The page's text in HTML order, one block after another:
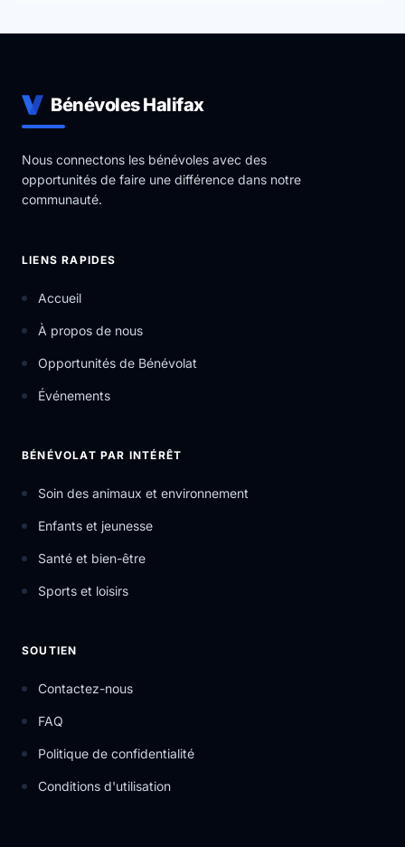
Bénévoles Halifax
Nous connectons les bénévoles avec des
opportunités de faire une différence dans notre
communauté.
LIENS RAPIDES
Accueil
À propos de nous
Opportunités de Bénévolat
Événements
BÉNÉVOLAT PAR INTÉRÊT
Soin des animaux et environnement
Enfants et jeunesse
Santé et bien-être
Sports et loisirs
SOUTIEN
Contactez-nous
FAQ
Politique de confidentialité
Conditions d'utilisation